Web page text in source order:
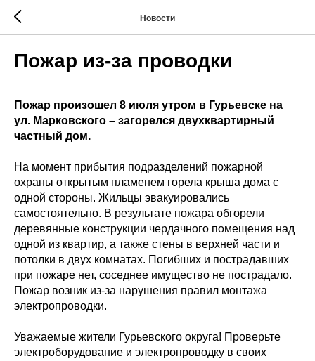
Новости
Пожар из-за проводки
Пожар произошел 8 июля утром в Гурьевске на
ул. Марковского – загорелся двухквартирный
частный дом.
На момент прибытия подразделений пожарной
охраны открытым пламенем горела крыша дома с
одной стороны. Жильцы эвакуировались
самостоятельно. В результате пожара обгорели
деревянные конструкции чердачного помещения над
одной из квартир, а также стены в верхней части и
потолки в двух комнатах. Погибших и пострадавших
при пожаре нет, соседнее имущество не пострадало.
Пожар возник из-за нарушения правил монтажа
электропроводки.
Уважаемые жители Гурьевского округа! Проверьте
электроборудование и электропроводку в своих